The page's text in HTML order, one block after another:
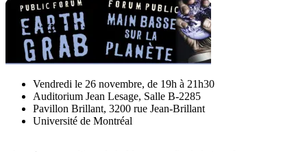
Vendredi le 26 novembre, de 19h à 21h30
Auditorium Jean Lesage, Salle B-2285
Pavillon Brillant, 3200 rue Jean-Brillant
Université de Montréal